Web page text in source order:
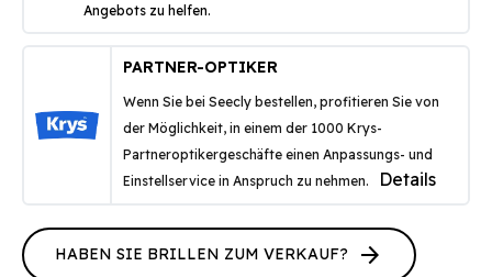
Angebots zu helfen.
PARTNER-OPTIKER
Wenn Sie bei Seecly bestellen, profitieren Sie von
der Möglichkeit, in einem der 1000 Krys-
Partneroptikergeschäfte einen Anpassungs- und
Einstellservice in Anspruch zu nehmen.
Details
HABEN SIE BRILLEN ZUM VERKAUF? arrow_forward